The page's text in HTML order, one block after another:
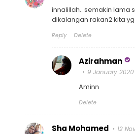
innalillah.. semakin lama
dikalangan rakan2 kita
Reply Delete
Azirahman
9 January 2020
Aminn
Delete
Sha Mohamed 12